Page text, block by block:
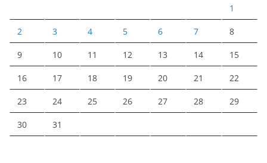
1
2 3 4 5 6 7 8
9 10 11 12 13 14 15
16 17 18 19 20 21 22
23 24 25 26 27 28 29
30 31